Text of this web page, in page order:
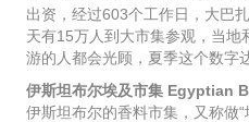
出资，经过603个工作日，大巴
天有15万人到大市集参观，当地
游的人都会光顾，夏季这个数字
伊斯坦布尔埃及市集 Egyptian
伊斯坦布尔的香料市集，又称做